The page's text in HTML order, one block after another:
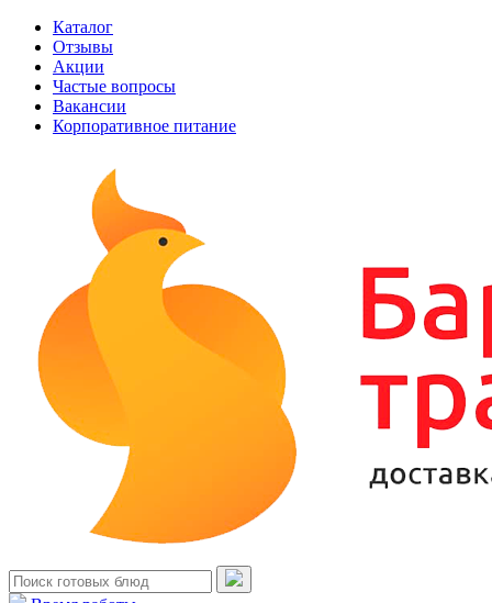
Каталог
Отзывы
Акции
Частые вопросы
Вакансии
Корпоративное питание